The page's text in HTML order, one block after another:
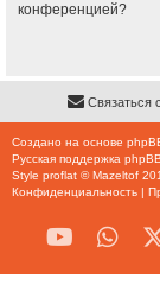
конференцией?
Связаться
Создано на основе
Русская поддержка phpBB
Style proflat ©Mazeltof
Конфиденциальность |